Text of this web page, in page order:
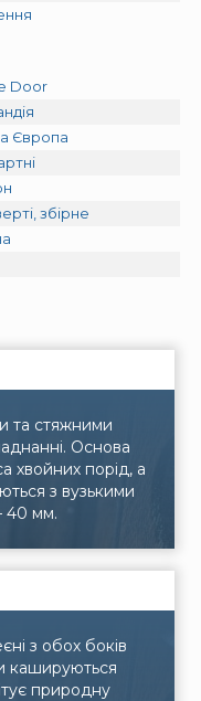
Door
Європа
збірне
та стяжними
Основа
хвойних порід, а
з вузькими
40 мм.
з обох боків
кашируються
природну